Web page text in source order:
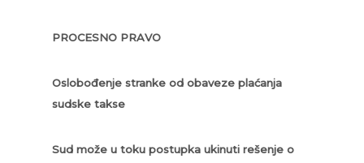
PROCESNO PRAVO
Oslobođenje stranke od obaveze plaćanja
sudske takse
Sud može u toku postupka ukinuti rešenje o